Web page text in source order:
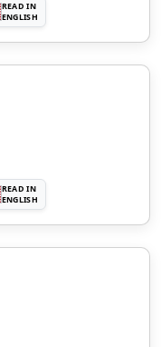
READ IN
ENGLISH
READ IN
ENGLISH